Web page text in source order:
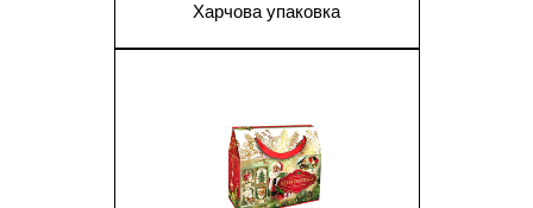
Харчова упаковка